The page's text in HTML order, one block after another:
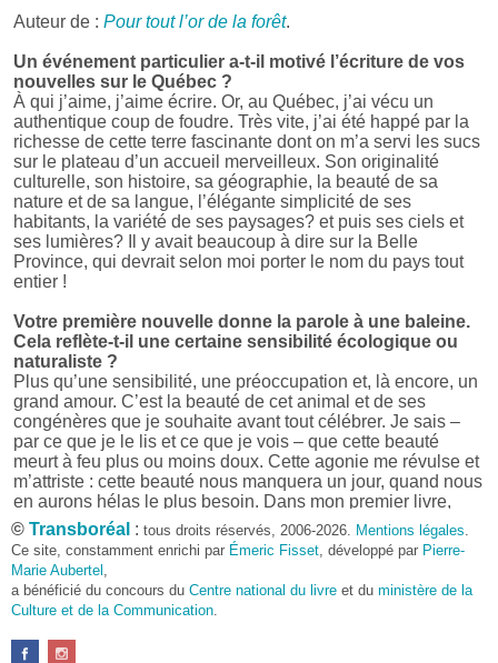
Auteur de : Pour tout l’or de la forêt.
Un événement particulier a-t-il motivé l’écriture de vos
nouvelles sur le Québec ?
À qui j’aime, j’aime écrire. Or, au Québec, j’ai vécu un
authentique coup de foudre. Très vite, j’ai été happé par la
richesse de cette terre fascinante dont on m’a servi les sucs
sur le plateau d’un accueil merveilleux. Son originalité
culturelle, son histoire, sa géographie, la beauté de sa
nature et de sa langue, l’élégante simplicité de ses
habitants, la variété de ses paysages? et puis ses ciels et
ses lumières? Il y avait beaucoup à dire sur la Belle
Province, qui devrait selon moi porter le nom du pays tout
entier !
Votre première nouvelle donne la parole à une baleine.
Cela reflète-t-il une certaine sensibilité écologique ou
naturaliste ?
Plus qu’une sensibilité, une préoccupation et, là encore, un
grand amour. C’est la beauté de cet animal et de ses
congénères que je souhaite avant tout célébrer. Je sais –
par ce que je le lis et ce que je vois – que cette beauté
meurt à feu plus ou moins doux. Cette agonie me révulse et
m’attriste : cette beauté nous manquera un jour, quand nous
en aurons hélas le plus besoin. Dans mon premier livre,
j’avais pris goût à me mettre dans la peau d’une bête. Outre
l’intérêt de l’exercice littéraire, il me semble que cela peut
être un bon moyen pour transmettre certains messages.
Pourquoi avoir choisi le format des nouvelles plutôt
qu’un autre ?
D’abord parce que j’aime (décidément!) en lire !
© Transboréal : tous droits réservés, 2006-2026. Mentions légales
Ce site, constamment enrichi par Émeric Fisset , développé par Pierre-
Marie Aubertel
a bénéficié du concours du Centre national du livre et du ministère de la
Culture et de la Communication